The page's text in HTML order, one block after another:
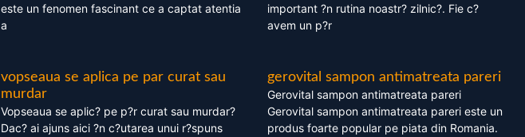
este un fenomen fascinant ce a captat atentia
a
important ?n rutina noastr? zilnic?. Fie c?
avem un p?r
vopseaua se aplica pe par curat sau
murdar
Vopseaua se aplic? pe p?r curat sau murdar?
Dac? ai ajuns aici ?n c?utarea unui r?spuns
gerovital sampon antimatreata pareri
Gerovital sampon antimatreata pareri
Gerovital sampon antimatreata pareri este un
produs foarte popular pe piata din Romania.